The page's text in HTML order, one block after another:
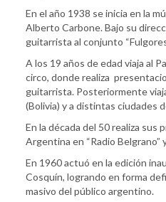
En el año 1938 se inicia en la
Alberto Carbone. Bajo su
guitarrista al conjunto
A los 19 años de edad viaja al
circo, donde realiza
guitarrista. Posteriormente
(Bolivia) y a distintas ciudades
En la década del 50 realiza sus
Argentina en “Radio Belgrano”
En 1960 actuó en la edición
Cosquín, logrando en forma
masivo del público argentino.